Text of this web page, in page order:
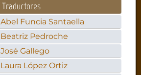
Traductores
Abel Funcia Santaella
Beatriz Pedroche
José Gallego
Laura López Ortiz